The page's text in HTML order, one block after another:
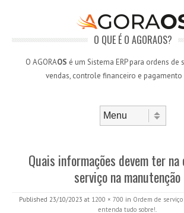
O QUE É O AGORAOS?
O AGORAOS é um Sistema ERP para ordens de
vendas, controle financeiro e pagamento
Quais informações devem ter na
serviço na manutenção
Published 23/10/2023 at 1200 × 700 in Ordem de
entenda tudo sobre!.